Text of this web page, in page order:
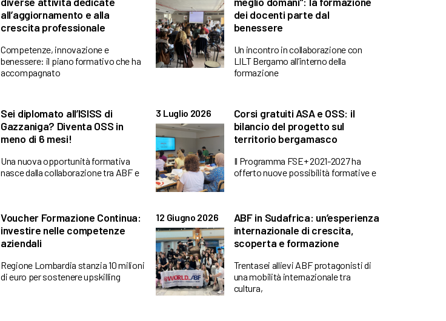
all’aggiornamento e alla
crescita professionale
Competenze, innovazione e
benessere: il piano formativo che ha
accompagnato
dei docenti parte dal
benessere
Un incontro in collaborazione con
LILT Bergamo all’interno della
formazione
Sei diplomato all’ISISS di
Gazzaniga? Diventa OSS in
meno di 6 mesi!
Una nuova opportunità formativa
nasce dalla collaborazione tra ABF e
3 Luglio 2026
Corsi gratuiti ASA e OSS: il
bilancio del progetto sul
territorio bergamasco
Il Programma FSE+ 2021-2027 ha
offerto nuove possibilità formative e
Voucher Formazione Continua:
investire nelle competenze
aziendali
Regione Lombardia stanzia 10 milioni
di euro per sostenere upskilling
12 Giugno 2026
ABF in Sudafrica: un’esperienza
internazionale di crescita,
scoperta e formazione
Trentasei allievi ABF protagonisti di
una mobilità internazionale tra
cultura,